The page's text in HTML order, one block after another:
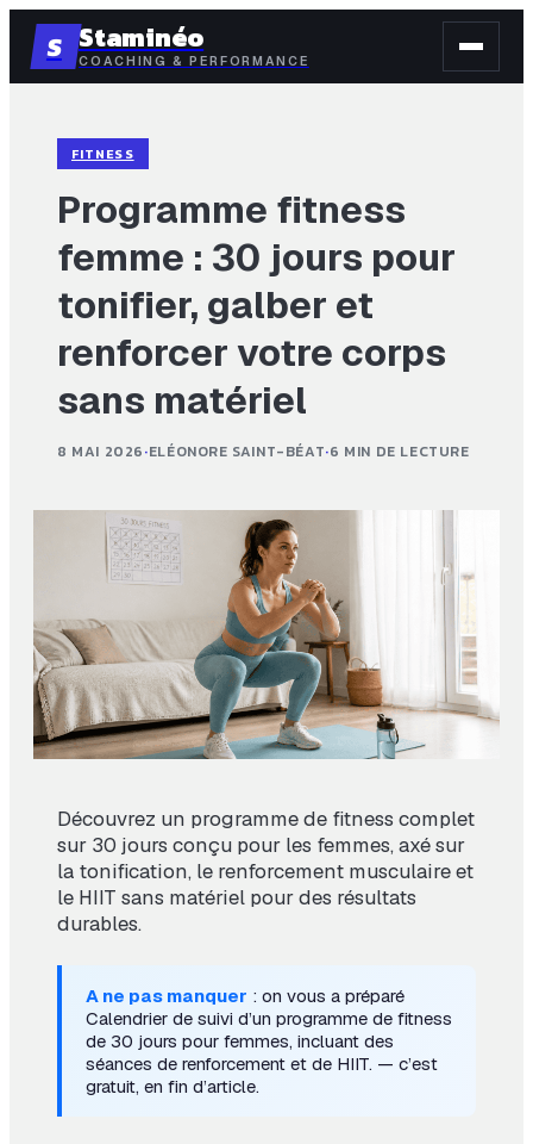
S Staminéo
COACHING & PERFORMANCE
FITNESS
Programme fitness
femme : 30 jours pour
tonifier, galber et
renforcer votre corps
sans matériel
8 MAI 2026·ELÉONORE SAINT-BÉAT·6 MIN DE LECTURE
Découvrez un programme de fitness complet
sur 30 jours conçu pour les femmes, axé sur
la tonification, le renforcement musculaire et
le HIIT sans matériel pour des résultats
durables.
A ne pas manquer : on vous a préparé
Calendrier de suivi d’un programme de fitness
de 30 jours pour femmes, incluant des
séances de renforcement et de HIIT. — c’est
gratuit, en fin d’article.